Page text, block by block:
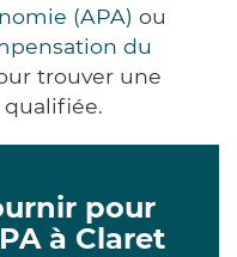
(APA) ou
du
trouver une
pour
à Claret